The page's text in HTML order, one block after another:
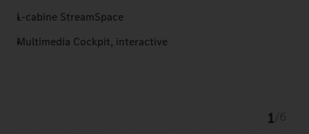
L-cabine StreamSpace
Multimedia Cockpit, interactive
1